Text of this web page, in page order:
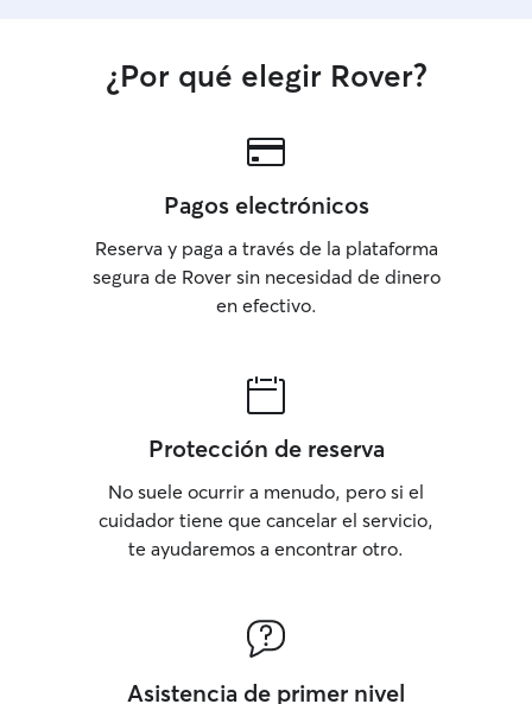
¿Por qué elegir Rover?
Pagos electrónicos
Reserva y paga a través de la plataforma
segura de Rover sin necesidad de dinero
en efectivo.
Protección de reserva
No suele ocurrir a menudo, pero si el
cuidador tiene que cancelar el servicio,
te ayudaremos a encontrar otro.
Asistencia de primer nivel